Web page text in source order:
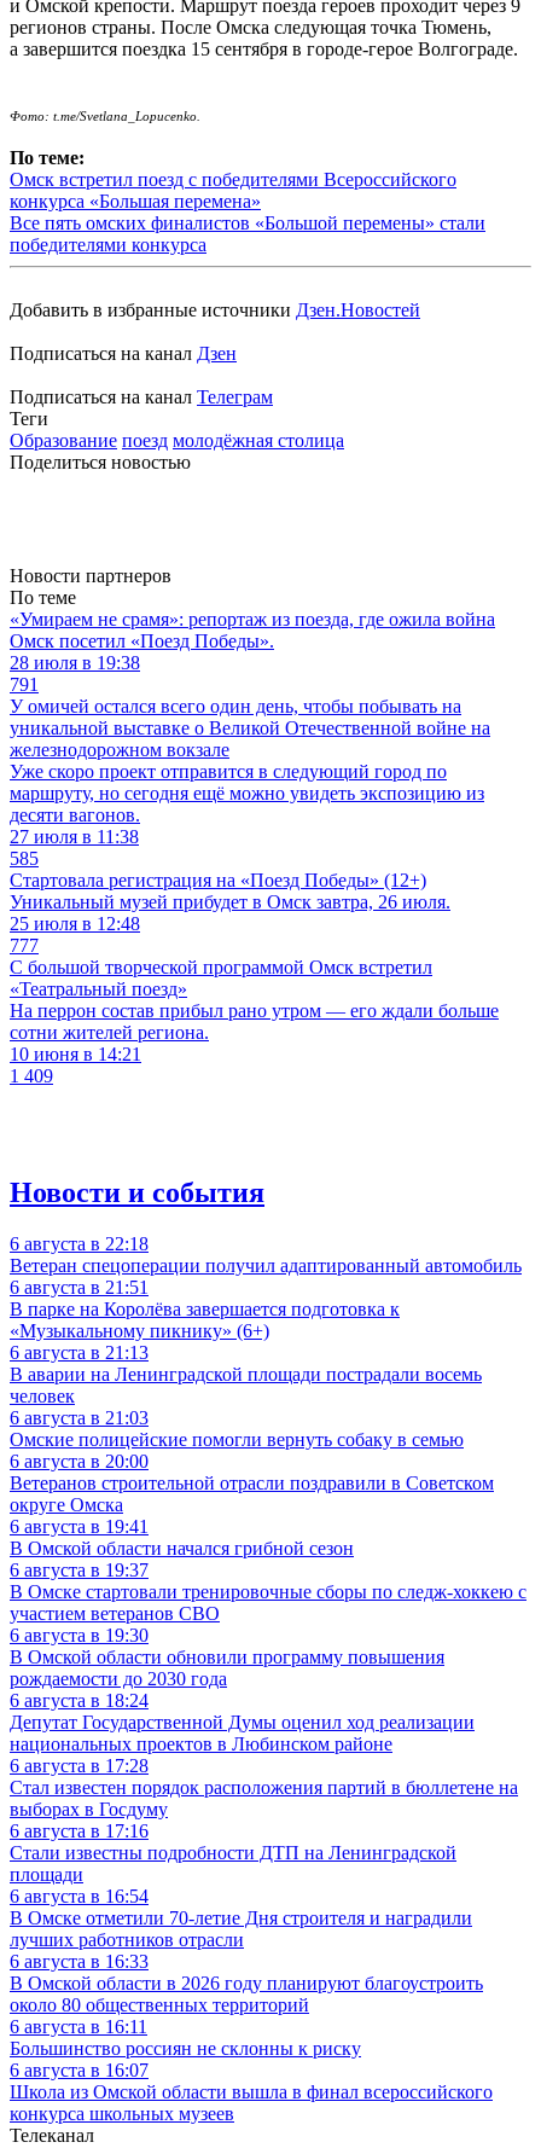
и Омской крепости. Маршрут поезда героев проходит через 9
регионов страны. После Омска следующая точка Тюмень,
а завершится поездка 15 сентября в городе-герое Волгограде.
Фото: t.me/Svetlana_Lopucenko.
По теме:
Омск встретил поезд с победителями Всероссийского
конкурса «Большая перемена»
Все пять омских финалистов «Большой перемены» стали
победителями конкурса
Добавить в избранные источники Дзен.Новостей
Подписаться на канал Дзен
Подписаться на канал Телеграм
Теги
Образование поезд молодёжная столица
Поделиться новостью
Новости партнеров
По теме
«Умираем не срамя»: репортаж из поезда, где ожила война
Омск посетил «Поезд Победы».
28 июля в 19:38
791
У омичей остался всего один день, чтобы побывать на
уникальной выставке о Великой Отечественной войне на
железнодорожном вокзале
Уже скоро проект отправится в следующий город по
маршруту, но сегодня ещё можно увидеть экспозицию из
десяти вагонов.
27 июля в 11:38
585
Стартовала регистрация на «Поезд Победы» (12+)
Уникальный музей прибудет в Омск завтра, 26 июля.
25 июля в 12:48
777
С большой творческой программой Омск встретил
«Театральный поезд»
На перрон состав прибыл рано утром — его ждали больше
сотни жителей региона.
10 июня в 14:21
1 409
Новости и события
6 августа в 22:18
Ветеран спецоперации получил адаптированный автомобиль
6 августа в 21:51
В парке на Королёва завершается подготовка к
«Музыкальному пикнику» (6+)
6 августа в 21:13
В аварии на Ленинградской площади пострадали восемь
человек
6 августа в 21:03
Омские полицейские помогли вернуть собаку в семью
6 августа в 20:00
Ветеранов строительной отрасли поздравили в Советском
округе Омска
6 августа в 19:41
В Омской области начался грибной сезон
6 августа в 19:37
В Омске стартовали тренировочные сборы по следж-хоккею с
участием ветеранов СВО
6 августа в 19:30
В Омской области обновили программу повышения
рождаемости до 2030 года
6 августа в 18:24
Депутат Государственной Думы оценил ход реализации
национальных проектов в Любинском районе
6 августа в 17:28
Стал известен порядок расположения партий в бюллетене на
выборах в Госдуму
6 августа в 17:16
Стали известны подробности ДТП на Ленинградской
площади
6 августа в 16:54
В Омске отметили 70-летие Дня строителя и наградили
лучших работников отрасли
6 августа в 16:33
В Омской области в 2026 году планируют благоустроить
около 80 общественных территорий
6 августа в 16:11
Большинство россиян не склонны к риску
6 августа в 16:07
Школа из Омской области вышла в финал всероссийского
конкурса школьных музеев
Телеканал